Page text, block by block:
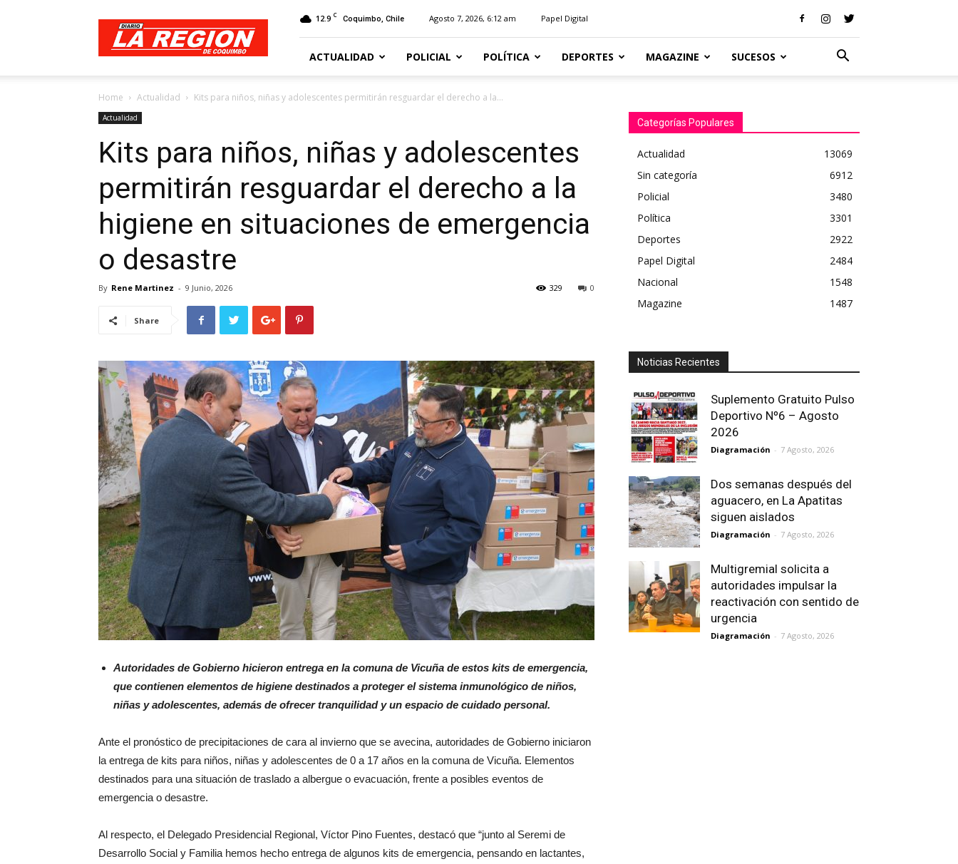
Diario
Región
12.9 C Coquimbo, Chile Agosto 7, 2026, 6:12 am Papel Digital
ACTUALIDAD POLICIAL POLÍTICA DEPORTES MAGAZINE SUCESOS
Home Actualidad Kits para niños, niñas y adolescentes permitirán resguardar el derecho a la...
Actualidad
Kits para niños, niñas y adolescentes
permitirán resguardar el derecho a la
higiene en situaciones de emergencia
o desastre
By Rene Martinez - 9 Junio, 2026 0
329
Share
Autoridades de Gobierno hicieron entrega en la comuna de Vicuña de estos kits de emergencia,
que contienen elementos de higiene destinados a proteger el sistema inmunológico de niños,
niñas y adolescentes, además de ofrecer tranquilidad y un espacio de cuidado personal.
Ante el pronóstico de precipitaciones de cara al invierno que se avecina, autoridades de Gobierno iniciaron
la entrega de kits para niños, niñas y adolescentes de 0 a 17 años en la comuna de Vicuña. Elementos
destinados para una situación de traslado a albergue o evacuación, frente a posibles eventos de
emergencia o desastre.
Al respecto, el Delegado Presidencial Regional, Víctor Pino Fuentes, destacó que “junto al Seremi de
Desarrollo Social y Familia hemos hecho entrega de algunos kits de emergencia, pensando en lactantes,
Categorías Populares
Actualidad
13069
Sin categoría
6912
Policial
3480
Política
3301
Deportes
2922
Papel Digital
2484
Nacional
1548
Magazine
1487
Noticias Recientes
Suplemento Gratuito Pulso
Deportivo Nº6 – Agosto
2026
Diagramación - 7 Agosto, 2026
Dos semanas después del
aguacero, en La Apatitas
siguen aislados
Diagramación - 7 Agosto, 2026
Multigremial solicita a
autoridades impulsar la
reactivación con sentido de
urgencia
Diagramación - 7 Agosto, 2026